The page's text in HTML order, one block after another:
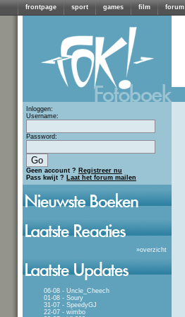
frontpage sport games film forum
Inloggen:
Username:
Password:
Geen account ? Registreer nu
Pass kwijt ? Laat het forum mailen
»overzicht
06-08 - Uncle_Cheech
01-08 - Soury
31-07 - SpeedyGJ
22-07 - wimbo